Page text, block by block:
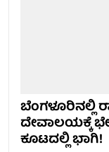
ಬೆಂಗಳೂರಿನಲ್ಲಿ
ದೇವಾಲಯಕ್ಕೆ
ಕೂಟದಲ್ಲಿ ಭಾಗಿ!